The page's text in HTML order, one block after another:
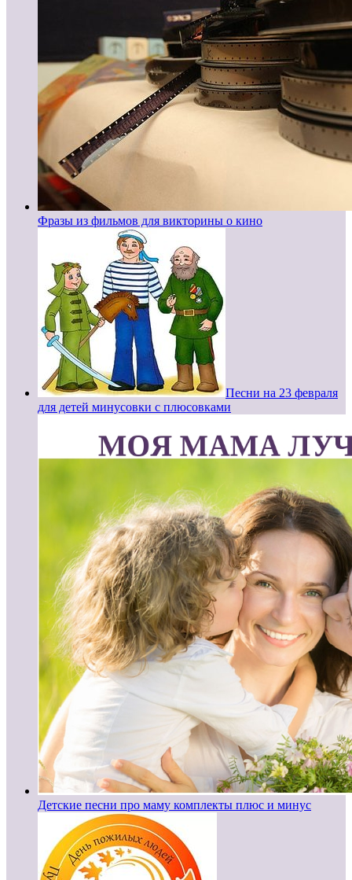
Фразы из фильмов для викторины о кино
Песни на 23 февраля
для детей минусовки с плюсовками
Детские песни про маму комплекты плюс и минус